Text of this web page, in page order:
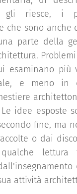
gli riesce, i
che sono
parte della
esaminano più
e meno in
idee esposte
fine, ma
o dai
lettura
attività